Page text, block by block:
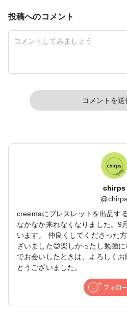
投稿へのコメント
コメントを送
chirps
@chirps
creemaにブレスレットを出品す
なかなか来れなくなりました。9
います。 仲良くしてくださった
ざいました😊楽しかったし勉強
でお会いしたときは、よろしく
とうございました。